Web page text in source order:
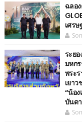
ฉลอง
เศร
ระยอ
มหก
พระ
เยา
“น้อ
บันด